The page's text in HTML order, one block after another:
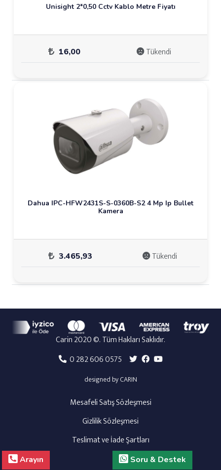
Unisight 2*0,50 Cctv Kablo Metre Fiyatı
16,00 Tükendi
Dahua IPC-HFW2431S-S-0360B-S2 4 Mp Ip Bullet
Kamera
3.465,93 Tükendi
Carin 2020 ©. Tüm Hakları Saklıdır.
0 282 606 0575
designed by CARIN
Mesafeli Satış Sözleşmesi
Gizlilik Sözleşmesi
Teslimat ve İade Şartları
Arayın Soru & Destek